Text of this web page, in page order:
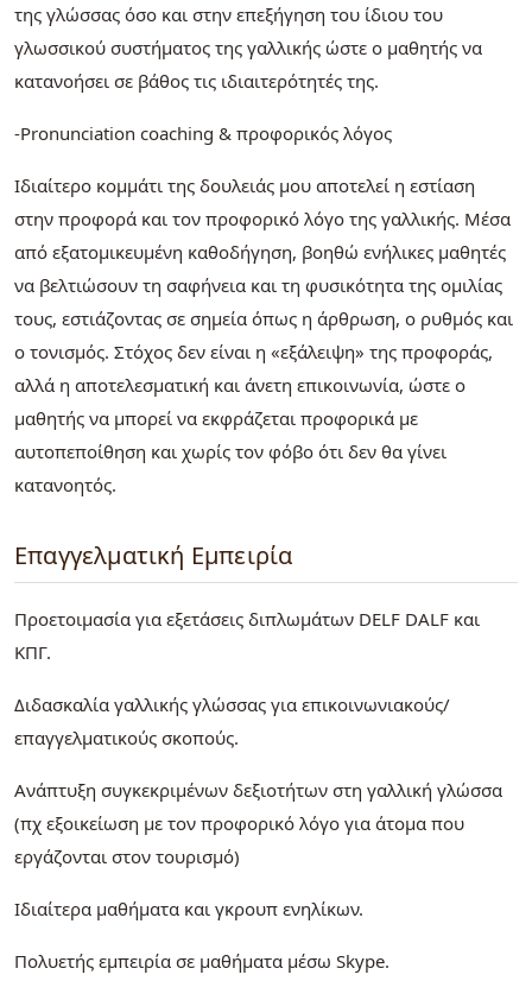
της γλώσσας όσο και στην επεξήγηση του ίδιου του
γλωσσικού συστήματος της γαλλικής ώστε ο μαθητής να
κατανοήσει σε βάθος τις ιδιαιτερότητές της.
-Pronunciation coaching & προφορικός λόγος
Ιδιαίτερο κομμάτι της δουλειάς μου αποτελεί η εστίαση
στην προφορά και τον προφορικό λόγο της γαλλικής. Μέσα
από εξατομικευμένη καθοδήγηση, βοηθώ ενήλικες μαθητές
να βελτιώσουν τη σαφήνεια και τη φυσικότητα της ομιλίας
τους, εστιάζοντας σε σημεία όπως η άρθρωση, ο ρυθμός και
ο τονισμός. Στόχος δεν είναι η «εξάλειψη» της προφοράς,
αλλά η αποτελεσματική και άνετη επικοινωνία, ώστε ο
μαθητής να μπορεί να εκφράζεται προφορικά με
αυτοπεποίθηση και χωρίς τον φόβο ότι δεν θα γίνει
κατανοητός.
Επαγγελματική Εμπειρία
Προετοιμασία για εξετάσεις διπλωμάτων DELF DALF και
ΚΠΓ.
Διδασκαλία γαλλικής γλώσσας για επικοινωνιακούς/
επαγγελματικούς σκοπούς.
Ανάπτυξη συγκεκριμένων δεξιοτήτων στη γαλλική γλώσσα
(πχ εξοικείωση με τον προφορικό λόγο για άτομα που
εργάζονται στον τουρισμό)
Ιδιαίτερα μαθήματα και γκρουπ ενηλίκων.
Πολυετής εμπειρία σε μαθήματα μέσω Skype.